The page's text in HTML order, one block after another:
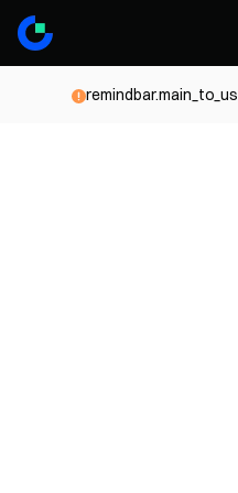
remindbar.main_to_us